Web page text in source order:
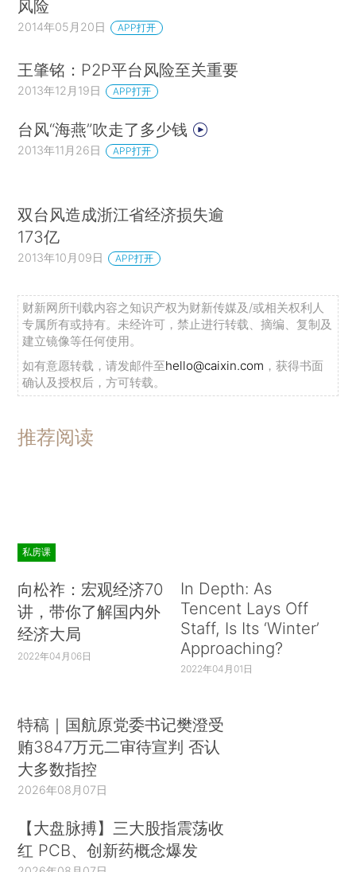
风险
2014年05月20日 APP打开
王肇铭：P2P平台风险至关重要
2013年12月19日 APP打开
台风“海燕”吹走了多少钱
2013年11月26日 APP打开
双台风造成浙江省经济损失逾
173亿
2013年10月09日 APP打开
财新网所刊载内容之知识产权为财新传媒及/或相关权利人
专属所有或持有。未经许可，禁止进行转载、摘编、复制及
建立镜像等任何使用。
如有意愿转载，请发邮件至hello@caixin.com ，获得书面
确认及授权后，方可转载。
推荐阅读
私房课
向松祚：宏观经济70
讲，带你了解国内外
经济大局
2022年04月06日
In Depth: As
Tencent Lays Off
Staff, Is Its ‘Winter’
Approaching?
2022年04月01日
特稿｜国航原党委书记樊澄受
贿3847万元二审待宣判 否认
大多数指控
2026年08月07日
【大盘脉搏】三大股指震荡收
红 PCB、创新药概念爆发